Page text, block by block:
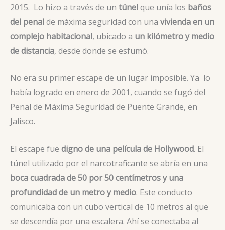
2015. Lo hizo a través de un túnelque unía los baños
del penalde máxima seguridad con una vivienda en un
complejo habitacional, ubicado a un kilómetro y medio
de distancia, desde donde se esfumó.
No era su primer escape de un lugar imposible. Ya lo
había logrado en enero de 2001, cuando se fugó del
Penal de Máxima Seguridad de Puente Grande, en
Jalisco.
El escape fue digno de una película de Hollywood. El
túnel utilizado por el narcotraficante se abría en una
boca cuadrada de 50 por 50 centímetros y una
profundidad de un metro y medio. Este conducto
comunicaba con un cubo vertical de 10 metros al que
se descendía por una escalera. Ahí se conectaba al